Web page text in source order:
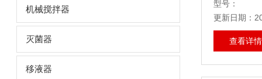
机械搅拌器
灭菌器
移液器
型号：
更新日期：
查看详情